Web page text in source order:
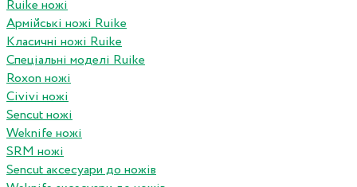
Ruike ножі
Армійські ножі Ruike
Класичні ножі Ruike
Спеціальні моделі Ruike
Roxon ножi
Civivi ножі
Sencut ножі
Weknife ножі
SRM ножі
Sencut аксесуари до ножів